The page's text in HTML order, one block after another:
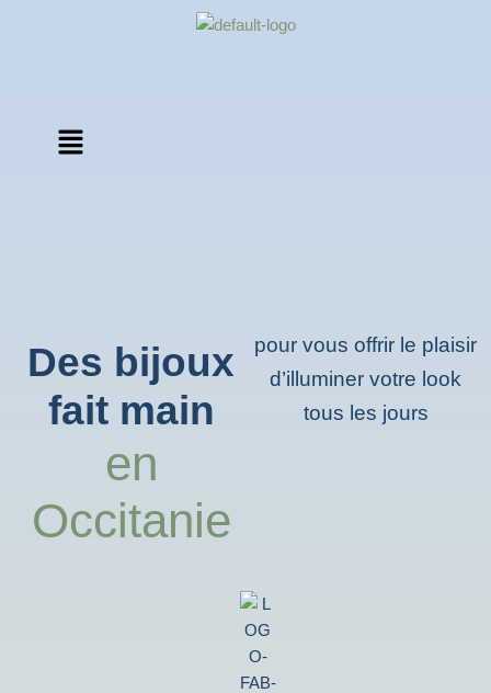
Menu
Des bijoux
fait main
en
Occitanie
pour vous offrir le plaisir
d’illuminer votre look
tous les jours